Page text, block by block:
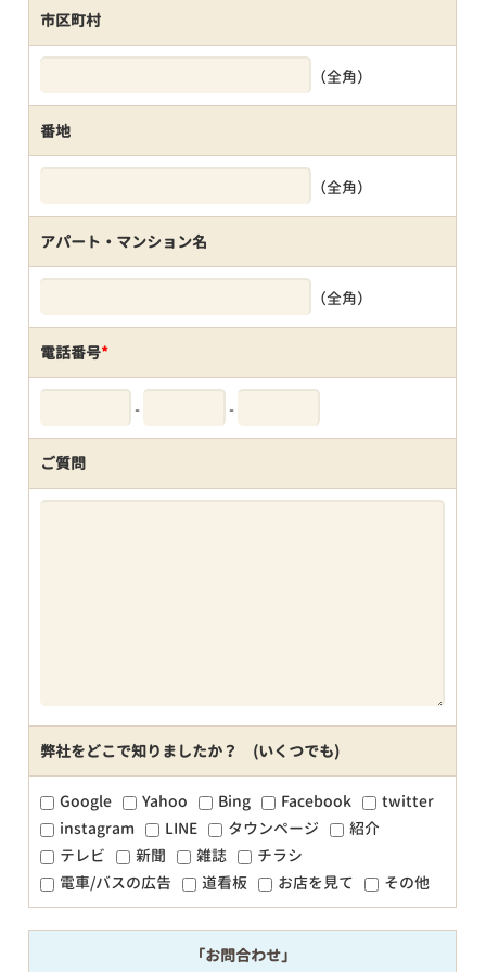
市区町村
（全角）
番地
（全角）
アパート・マンション名
（全角）
電話番号*
- -
ご質問
弊社をどこで知りましたか？ (いくつでも)
Google Yahoo Bing Facebook
twitter
instagram
LINE タウンページ
紹介
テレビ
新聞 雑誌
チラシ
電車/バスの広告
道看板 お店を見て その他
「お問合わせ」